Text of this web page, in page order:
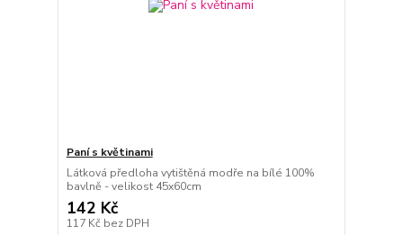
Paní s květinami
Látková předloha vytištěná modře na bílé 100%
bavlně - velikost 45x60cm
142 Kč
117 Kč bez DPH